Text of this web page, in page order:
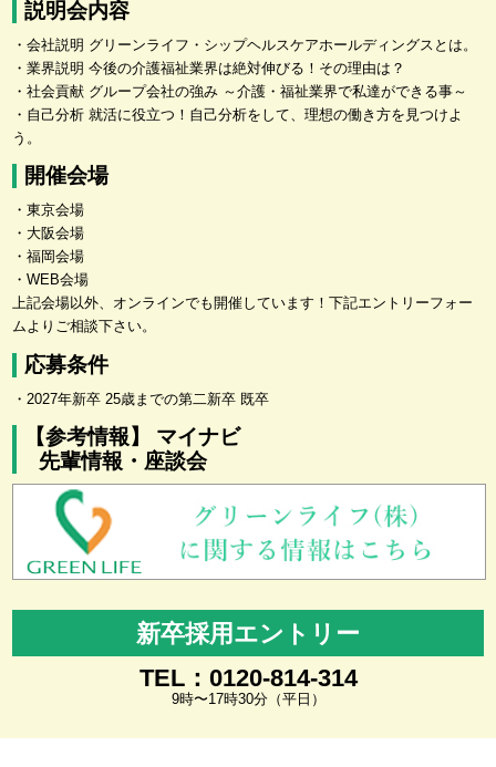
説明会内容
・会社説明 グリーンライフ・シップヘルスケアホールディングスとは。
・業界説明 今後の介護福祉業界は絶対伸びる！その理由は？
・社会貢献 グループ会社の強み ～介護・福祉業界で私達ができる事～
・自己分析 就活に役立つ！自己分析をして、理想の働き方を見つけよ
う。
開催会場
・東京会場
・大阪会場
・福岡会場
・WEB会場
上記会場以外、オンラインでも開催しています！下記エントリーフォー
ムよりご相談下さい。
応募条件
・2027年新卒 25歳までの第二新卒 既卒
【参考情報】 マイナビ
先輩情報・座談会
新卒採用エントリー
TEL：0120-814-314
9時〜17時30分（平日）